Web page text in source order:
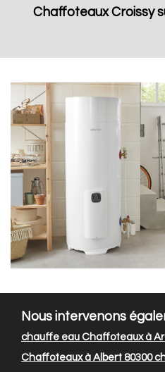
Chaffoteaux Croissy
Nous intervenons
chauffe eau Chaffoteaux à
Chaffoteaux à Albert 80300